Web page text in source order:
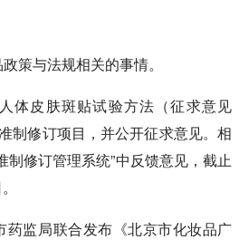
策与法规相关的事情。
体皮肤斑贴试验方法（征求意见
制修订项目，并公开征求意见。相
制修订管理系统”中反馈意见，截止
药监局联合发布《北京市化妆品广